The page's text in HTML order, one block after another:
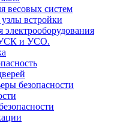
весовых систем
встройки
УСК и УСО.
безопасности